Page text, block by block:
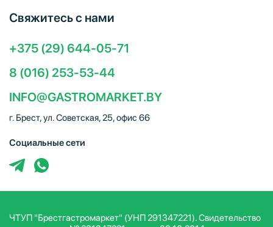
Свяжитесь с нами
+375 (29) 644-05-71
8 (016) 253-53-44
INFO@GASTROMARKET.BY
г. Брест, ул. Советская, 25, офис 66
Социальные сети
ЧТУП "Брестгастромаркет" (УНП 291347221). Свидетельство